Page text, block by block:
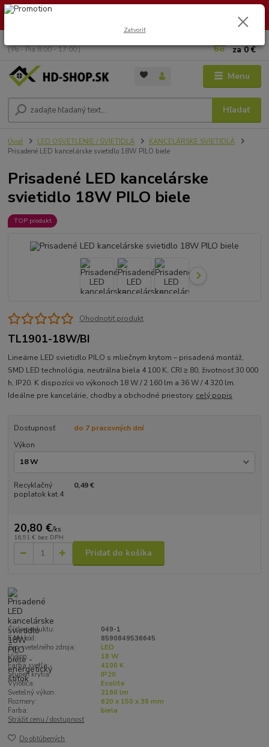
🏖️ DOVOLENKA 30.7.2026 – 9.8.2026 · Objednávky vybavíme po
Menu
Hľadať
( Po - Pia 8:00 - 17:00 )
za0 €
Úvod LED OSVETLENIE / SVIETIDLÁ
KANCELÁRSKE SVIETIDLÁ
Prisadené LED kancelárske svietidlo 18W PILO biele
Prisadené LED kancelárske
svietidlo 18W PILO biele
TOP produkt
Ohodnotiť produkt
TL1901-18W/BI
Lineárne LED svietidlo PILO s mliečnym krytom – prisadená montáž,
SMD LED technológia, neutrálna biela 4 100 K, CRI ≥ 80, životnosť 30 000
h, IP20. K dispozícii vo výkonoch 18 W / 2 160 lm a 36 W / 4 320 lm.
Ideálne pre kancelárie, chodby a obchodné priestory. celý popis
Dostupnosť
do 7 pracovných dní
Výkon
Recyklačný
poplatok kat.4
0,49 €
20,80 €/ks
16,91 € bez DPH
Pridať do košíka
Číslo produktu:
049-1
EAN kód:
8590849536645
Typ svetelného zdroja:
LED
Výkon:
18 W
Farba svetla:
4100 K
Stupeň krytia:
IP20
Výrobca:
Ecolite
Svetelný výkon:
2160 lm
Rozmery:
620 x 150 x 38 mm
Farba:
biela
Strážiť cenu / dostupnosť
Do obľúbených
Zatvoriť